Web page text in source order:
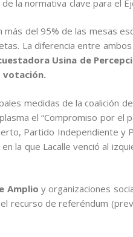
la normativa clave para el
más del 95% de las mesas
La diferencia entre
uestadora Usina de
votación.
medidas de la coalición
el “Compromiso por el
Partido Independiente y
la que Lacalle venció al
Amplio y organizaciones
recurso de referéndum